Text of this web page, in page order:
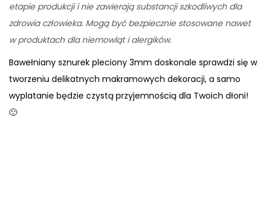
etapie produkcji i nie zawierają substancji szkodliwych dla
zdrowia człowieka. Mogą być bezpiecznie stosowane nawet
w produktach dla niemowląt i alergików.
Bawełniany sznurek pleciony 3mm doskonale sprawdzi się w
tworzeniu delikatnych makramowych dekoracji, a samo
wyplatanie będzie czystą przyjemnością dla Twoich dłoni!
🙂